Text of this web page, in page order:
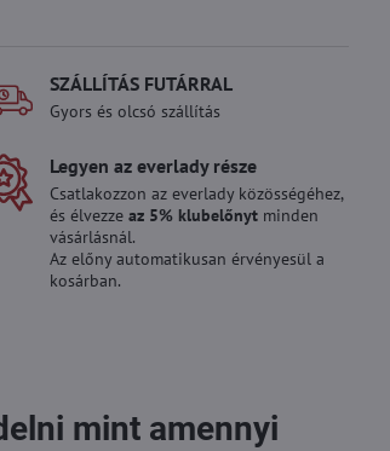
SZÁLLÍTÁS FUTÁRRAL
Gyors és olcsó szállítás
Legyen az everlady része
Csatlakozzon az everlady közösségéhez,
és élvezzeaz 5% klubelőnyt minden
vásárlásnál.
Az előny automatikusan érvényesül a
kosárban.
mint amennyi